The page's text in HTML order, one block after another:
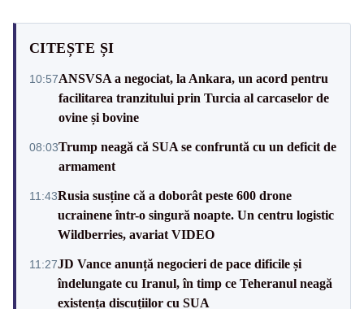
CITEȘTE ȘI
10:57ANSVSA a negociat, la Ankara, un acord pentru
facilitarea tranzitului prin Turcia al carcaselor de
ovine și bovine
08:03Trump neagă că SUA se confruntă cu un deficit de
armament
11:43Rusia susține că a doborât peste 600 drone
ucrainene într-o singură noapte. Un centru logistic
Wildberries, avariat VIDEO
11:27JD Vance anunță negocieri de pace dificile și
îndelungate cu Iranul, în timp ce Teheranul neagă
existența discuțiilor cu SUA